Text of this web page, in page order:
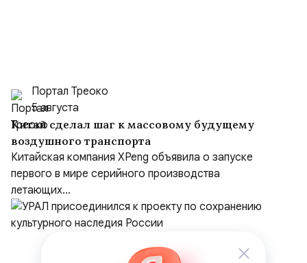
Портал Треоко
5 августа
Китай сделал шаг к массовому будущему
воздушного транспорта
Китайская компания XPeng объявила о запуске
первого в мире серийного производства
летающих...